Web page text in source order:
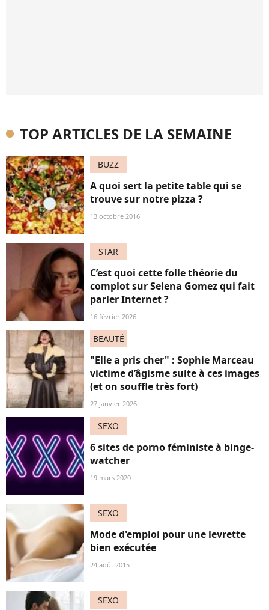
TOP ARTICLES DE LA SEMAINE
BUZZ
A quoi sert la petite table qui se
trouve sur notre pizza ?
13 octobre 2016
STAR
C’est quoi cette folle théorie du
complot sur Selena Gomez qui fait
parler Internet ?
16 février 2026
BEAUTÉ
"Elle a pris cher" : Sophie Marceau
victime d’âgisme suite à ces images
(et on souffle très fort)
27 janvier 2026
SEXO
6 sites de porno féministe à binge-
watcher
19 mars 2020
SEXO
Mode d'emploi pour une levrette
bien exécutée
24 août 2015
SEXO